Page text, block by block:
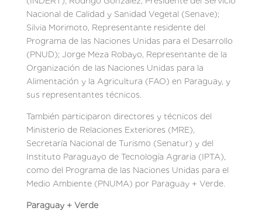
Nacional de Calidad y Sanidad Vegetal (Senave);
Silvia Morimoto, Representante residente del
Programa de las Naciones Unidas para el Desarrollo
(PNUD); Jorge Meza Robayo, Representante de la
Organización de las Naciones Unidas para la
Alimentación y la Agricultura (FAO) en Paraguay, y
sus representantes técnicos.
También participaron directores y técnicos del
Ministerio de Relaciones Exteriores (MRE),
Secretaría Nacional de Turismo (Senatur) y del
Instituto Paraguayo de Tecnología Agraria (IPTA),
como del Programa de las Naciones Unidas para el
Medio Ambiente (PNUMA) por Paraguay + Verde.
Paraguay + Verde